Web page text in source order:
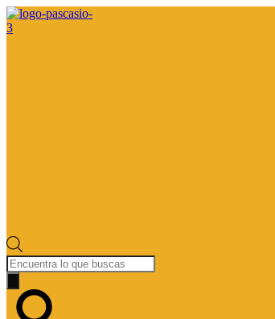
Búsqueda
de
productos